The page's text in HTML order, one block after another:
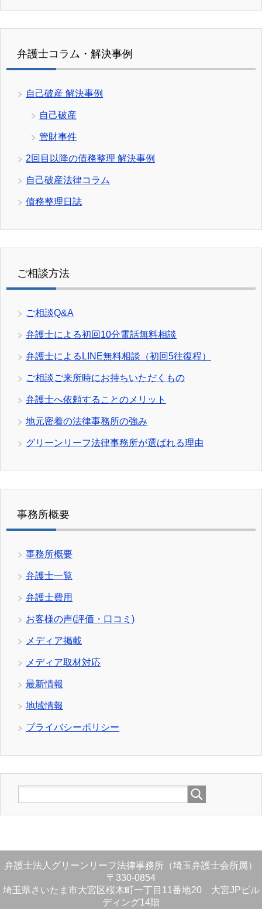
弁護士コラム・解決事例
自己破産 解決事例
自己破産
管財事件
2回目以降の債務整理 解決事例
自己破産法律コラム
債務整理日誌
ご相談方法
ご相談Q&A
弁護士による初回10分電話無料相談
弁護士によるLINE無料相談（初回5往復程）
ご相談ご来所時にお持ちいただくもの
弁護士へ依頼することのメリット
地元密着の法律事務所の強み
グリーンリーフ法律事務所が選ばれる理由
事務所概要
事務所概要
弁護士一覧
弁護士費用
お客様の声(評価・口コミ)
メディア掲載
メディア取材対応
最新情報
地域情報
プライバシーポリシー
弁護士法人グリーンリーフ法律事務所（埼玉弁護士会所属）
〒330-0854
埼玉県さいたま市大宮区桜木町一丁目11番地20 大宮JPビル
ディング14階